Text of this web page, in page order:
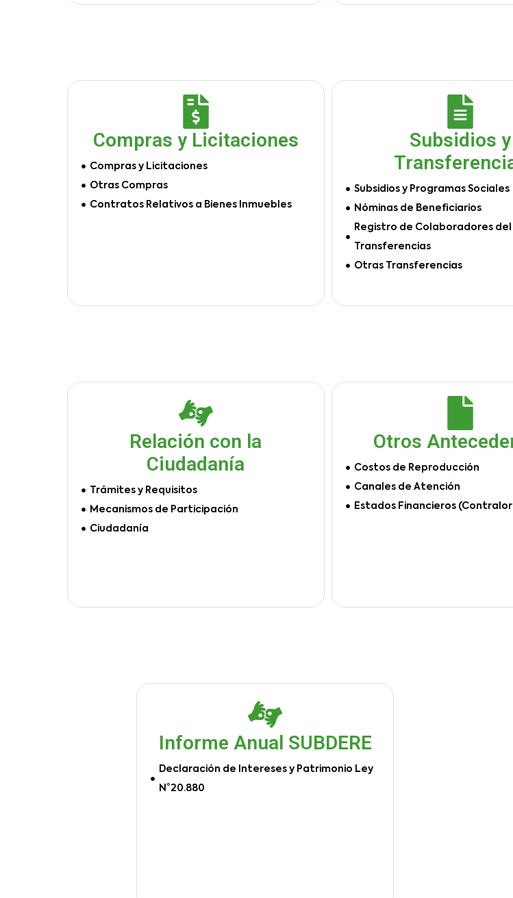
Compras y Licitaciones
Compras y Licitaciones
Otras Compras
Contratos Relativos a Bienes Inmuebles
Subsidios y
Subsidios y Programas Sociales
Nóminas de Beneficiarios
Registro de Colaboradores
Transferencias
Otras Transferencias
Relación con la
Ciudadanía
Trámites y Requisitos
Mecanismos de Participación
Ciudadanía
Otros
Costos de Reproducción
Canales de Atención
Estados Financieros
Informe Anual SUBDERE
Declaración de Intereses y Patrimonio Ley
N°20.880